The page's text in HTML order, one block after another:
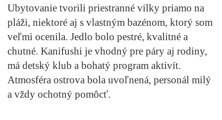
Ubytovanie tvorili priestranné vilky priamo na
pláži, niektoré aj s vlastným bazénom, ktorý som
veľmi ocenila. Jedlo bolo pestré, kvalitné a
chutné. Kanifushi je vhodný pre páry aj rodiny,
má detský klub a bohatý program aktivít.
Atmosféra ostrova bola uvoľnená, personál milý
a vždy ochotný pomôcť.